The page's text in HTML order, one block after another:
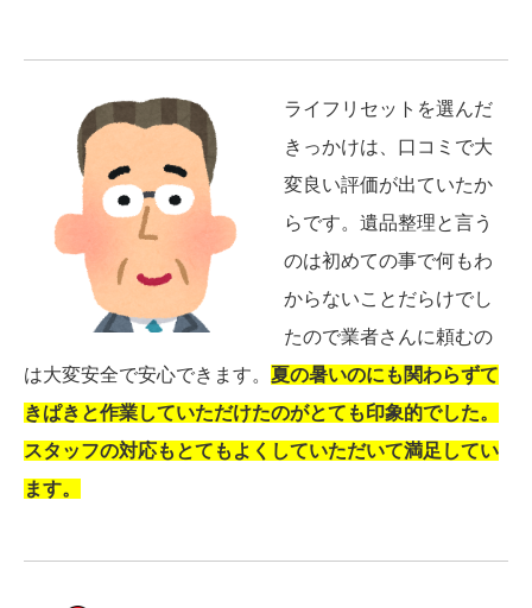
ライフリセットを選んだ
きっかけは、口コミで大
変良い評価が出ていたか
らです。遺品整理と言う
のは初めての事で何もわ
からないことだらけでし
たので業者さんに頼むの
は大変安全で安心できます。 夏の暑いのにも関わらずて
きぱきと作業していただけたのがとても印象的でした。
スタッフの対応もとてもよくしていただいて満足してい
ます。